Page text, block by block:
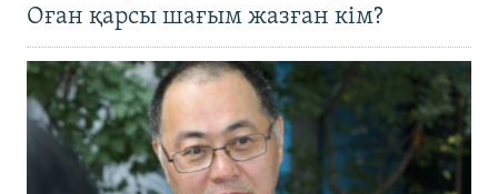
Оған қарсы шағым жазған кім?